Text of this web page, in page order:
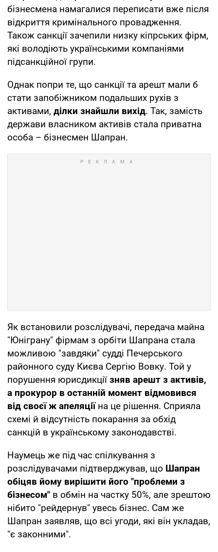
бізнесмена намагалися переписати вже після
відкриття кримінального провадження.
Також санкції зачепили низку кіпрських фірм,
які володіють українськими компаніями
підсанкційної групи.
Однак попри те, що санкції та арешт мали б
стати запобіжником подальших рухів з
активами, ділки знайшли вихід. Так, замість
держави власником активів стала приватна
особа – бізнесмен Шапран.
Як встановили розслідувачі, передача майна
"Юніграну" фірмам з орбіти Шапрана стала
можливою "завдяки" судді Печерського
районного суду Києва Сергію Вовку. Той у
порушення юрисдикціїзняв арешт з активів,
а прокурор в останній момент відмовився
від своєї ж апеляціїна це рішення. Сприяла
схемі й відсутність покарання за обхід
санкцій в українському законодавстві.
Наумець же під час спілкування з
розслідувачами підтверджував, що Шапран
обіцяв йому вирішити його "проблеми з
бізнесом" в обмін на частку 50%, але зрештою
нібито "рейдернув" увесь бізнес. Сам же
Шапран заявляв, що всі угоди, які він укладав,
"є законними".